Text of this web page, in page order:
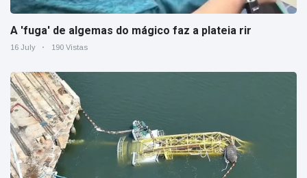
A 'fuga' de algemas do mágico faz a plateia rir
16 July 190 Vistas